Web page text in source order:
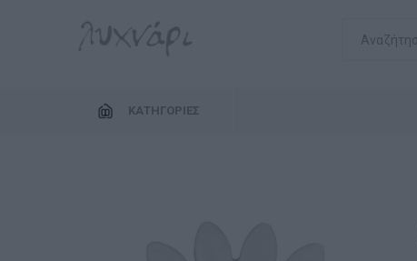
ΚΑΤΗΓΟΡΊΕΣ